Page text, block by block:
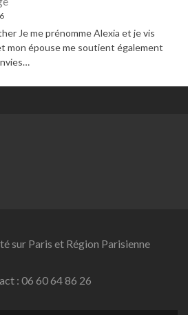
Je me prénomme Alexia et je vis
mon épouse me soutient également
sur Paris et Région Parisienne
: 06 60 64 86 26